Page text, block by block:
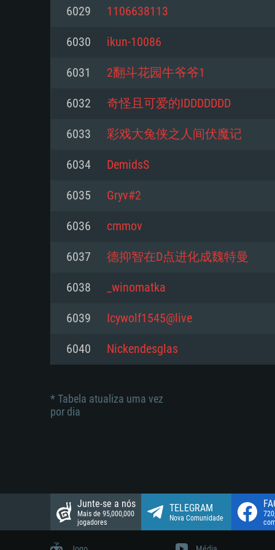
Mínimo
77XX / NVIDIA GeForce GTX
mínima suportada: 720p
Network: Internet de banda larga.
Disco: 23,1 GB
Mínimo
mais recente
Processador: Core i5 2.2GHz
não suportado)
Memória: 6 GB
Placa Gráfica: Intel Iris Pro 5200
mínima suportada: 720p com
Network: Internet de banda larga.
Disco: 21,5 GB
Mínimo
do Linux de 64bit
Processador: Dual-Core 2.4 GHz
Memória: 4 GB
Placa Gráfica: NVIDIA 660
recentes (não mais de 6
Vulkan (não mais de 6 meses);
suportada: 720p.
Network: Internet de banda larga.
Disco: 21,5 GB
6029 1106638113
6030 ikun-10086
6031 2翻斗花园牛爷爷1
6032 奇怪且可爱的IDDDDDDD
6033 彩戏大兔侠之人间伏魔记
6034 DemidsS
6035 Gryv#2
6036 cmmov
6037 德抑智在D点进化成魏特曼
6038 _winomatka
6039 Icywolf1545@live
6040 Nickendesglas
* Tabela atualiza uma vez
por dia
Junte-se a nós
Mais de 95,000,000
jogadores
TELEGRAM
Nova Comunidade